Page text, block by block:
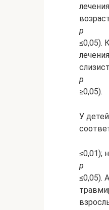
р
≤0,05).
р
≥0,05).
У
≤0,01);
р
≤0,05).